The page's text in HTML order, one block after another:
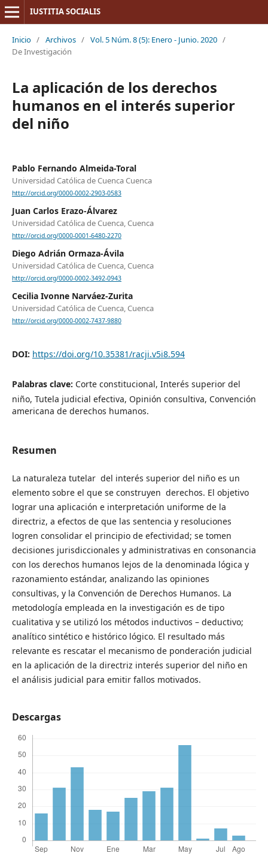
IUSTITIA SOCIALIS
Inicio / Archivos / Vol. 5 Núm. 8 (5): Enero - Junio. 2020 /
De Investigación
La aplicación de los derechos
humanos en el interés superior
del niño
Pablo Fernando Almeida-Toral
Universidad Católica de Cuenca Cuenca
http://orcid.org/0000-0002-2903-0583
Juan Carlos Erazo-Álvarez
Universidad Católica de Cuenca, Cuenca
http://orcid.org/0000-0001-6480-2270
Diego Adrián Ormaza-Ávila
Universidad Católica de Cuenca, Cuenca
http://orcid.org/0000-0002-3492-0943
Cecilia Ivonne Narváez-Zurita
Universidad Católica de Cuenca, Cuenca
http://orcid.org/0000-0002-7437-9880
DOI: https://doi.org/10.35381/racji.v5i8.594
Palabras clave: Corte constitucional, Interés superior del
niño, Tutela judicial efectiva, Opinión consultiva, Convención
americana de derechos humanos.
Resumen
La naturaleza tutelar del interés superior del niño es un
elemento sobre el que se construyen derechos. El objetivo
lograr una aplicación e interpretación uniforme de la
directriz, a efectos de que las sentencia y resoluciones
logren consolidar el principio de efectividad; se tomen
decisiones jurisdiccionales y administrativas en consonancia
con los derechos humanos lejos de la denominada lógica y
razonamiento estándar, analizando las opiniones
consultivas, y la Convención de Derechos Humanos. La
metodología empleada en la investigación es de tipo
cualitativa y se utilizó los métodos inductivos – deductivo;
analítico sintético e histórico lógico. El resultado más
relevante es rescatar el mecanismo de ponderación judicial
en la aplicación de la directriz interés superior del niño en
el análisis judicial para emitir fallos motivados.
Descargas